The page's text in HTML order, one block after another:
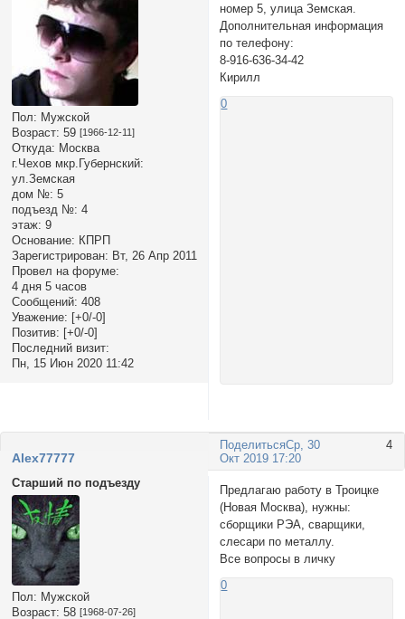
Пол: Мужской
Возраст: 59 [1966-12-11]
Откуда: Москва
г.Чехов мкр.Губернский:
ул.Земская
дом №: 5
подъезд №: 4
этаж: 9
Основание: КПРП
Зарегистрирован: Вт, 26 Апр 2011
Провел на форуме:
4 дня 5 часов
Сообщений: 408
Уважение: [+0/-0]
Позитив: [+0/-0]
Последний визит:
Пн, 15 Июн 2020 11:42
номер 5, улица Земская.
Дополнительная информация
по телефону:
8-916-636-34-42
Кирилл
0
Поделиться 4
Ср, 30
Окт 2019 17:20
Alex77777
Старший по подъезду
Пол: Мужской
Возраст: 58 [1968-07-26]
Предлагаю работу в Троицке
(Новая Москва), нужны:
сборщики РЭА, сварщики,
слесари по металлу.
Все вопросы в личку
0